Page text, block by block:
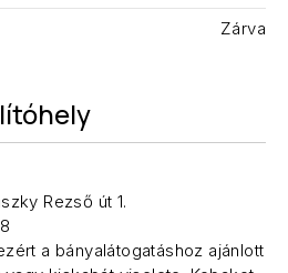
Zárva
Rezső út 1.
a bányalátogatáshoz ajánlott